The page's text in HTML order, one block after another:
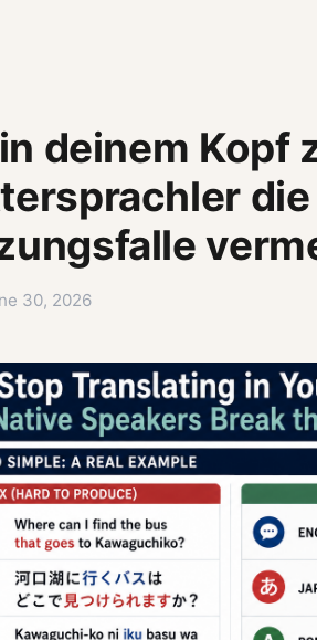
deinem Kopf
die
30, 2026